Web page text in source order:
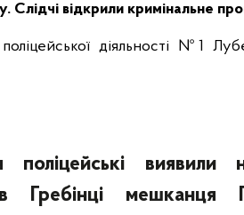
відкрили кримінальне
діяльності №1
виявили
Гребінці мешканця